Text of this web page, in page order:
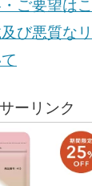
ご要望は
び悪質な
ーリンク